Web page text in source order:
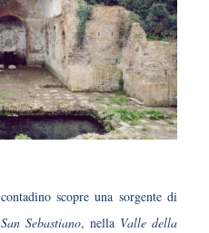
scopre una sorgente di
Sebastiano, nella Valle della